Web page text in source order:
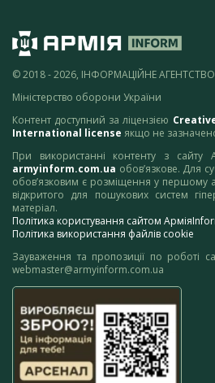
© 2018 - 2026, ІНФОРМАЦІЙНЕ
Міністерство оборони України
Контент доступний за ліцензією
International license якщо не
При використанні контенту з сайту
armyinform.com.ua обов’язкове. Для
обов’язковим є розміщення у першому
відкритого для пошукових систем
матеріал.
Політика користування сайтом
Політика використання файлів cookie
Зауваження та пропозиції по роботі
webmaster@armyinform.com.ua